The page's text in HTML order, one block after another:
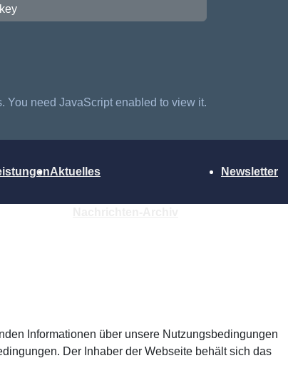
You need JavaScript enabled to view it.
Aktuelles Newsletter
Informationen über unsere Nutzungsbedingungen
Der Inhaber der Webseite behält sich das